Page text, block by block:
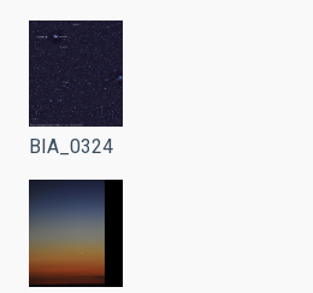
BIA_0324